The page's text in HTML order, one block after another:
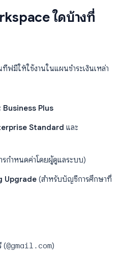
ใดบ้างที่
มีให้ใช้งานในแผนชำระเงินเหล่า
Business Plus
Standard และ
รกำหนดค่าโดยผู้ดูแลระบบ)
Upgrade (สำหรับบัญชีการศึกษาที่
(@gmail.com)